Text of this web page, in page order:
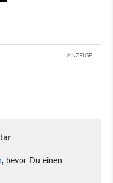
ANZEIGE
, bevor Du einen